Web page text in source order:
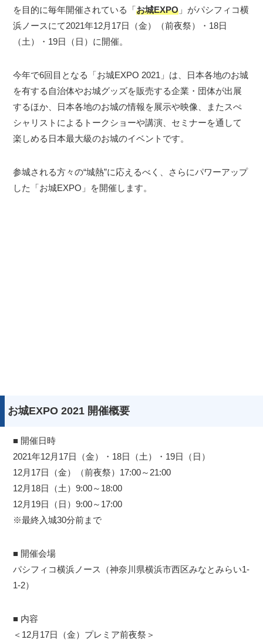
を目的に毎年開催されている「お城EXPO 」がパシフィコ横
浜ノースにて2021年12月17日（金）（前夜祭）・18日
（土）・19日（日）に開催。
今年で6回目となる「お城EXPO 2021」は、日本各地のお城
を有する自治体やお城グッズを販売する企業・団体が出展
するほか、日本各地のお城の情報を展示や映像、またスぺ
シャリストによるトークショーや講演、セミナーを通して
楽しめる日本最大級のお城のイベントです。
参城される方々の“城熱”に応えるべく、さらにパワーアップ
した「お城EXPO」を開催します。
お城EXPO 2021 開催概要
■ 開催日時
2021年12月17日（金）・18日（土）・19日（日）
12月17日（金）（前夜祭）17:00～21:00
12月18日（土）9:00～18:00
12月19日（日）9:00～17:00
※最終入城30分前まで
■ 開催会場
パシフィコ横浜ノース（神奈川県横浜市西区みなとみらい1-
1-2）
■ 内容
＜12月17日（金）プレミア前夜祭＞